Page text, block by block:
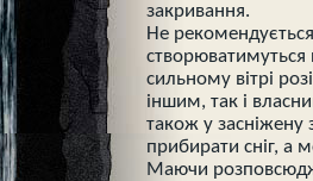
закривання.
Не
створюватимуться
сильному вітрі
іншим, так і
також у засніжену
прибирати сніг, а
Маючи